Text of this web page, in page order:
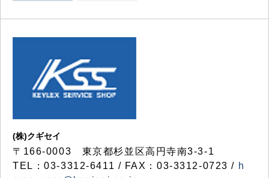
(株)クギセイ
〒166-0003 東京都杉並区高円寺南3-3-1
TEL：03-3312-6411 / FAX：03-3312-0723 / h